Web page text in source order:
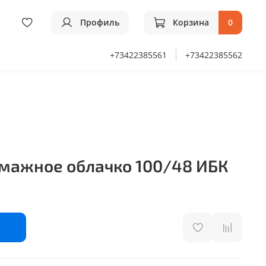
Профиль Корзина 0
+73422385561 +73422385562
облачко 100/48 ИБК